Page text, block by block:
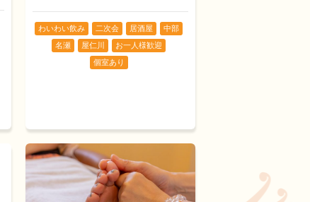
わいわい飲み 二次会 居酒屋
中部
名瀬
屋仁川
お一人様歓迎
個室あり